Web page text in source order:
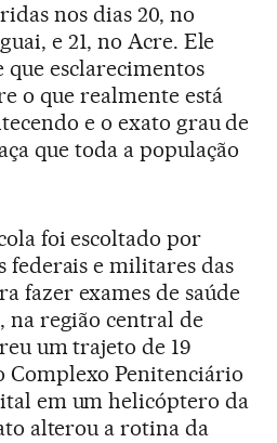
nos dias 20, no
e 21, no Acre. Ele
que esclarecimentos
o que realmente está
e o exato grau de
que toda a população
foi escoltado por
federais e militares das
fazer exames de saúde
na região central de
um trajeto de 19
Complexo Penitenciário
em um helicóptero da
alterou a rotina da